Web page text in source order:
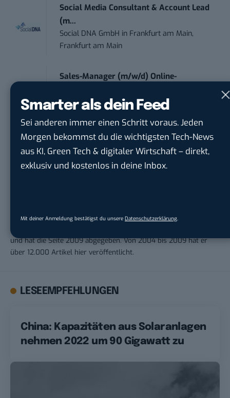
Smarter als dein Feed
Sei anderen immer einen Schritt voraus. Jeden
Morgen bekommst du die wichtigsten Tech-News
aus KI, Green Tech & digitaler Wirtschaft – direkt,
exklusiv und kostenlos in deine Inbox.
Mit deiner Anmeldung bestätigst du unsere Datenschutzerklärung.
Social Media Consultant & Account Lead
(m...
Social DNA GmbH in Frankfurt am Main,
Frankfurt am Main
Sales-Manager (m/w/d) Online-
.wtv Württemberger Medien GmbH & ...
und hat die Seite 2009 abgegeben. Von 2004 bis 2009 hat er
über 12.000 Artikel hier veröffentlicht.
LESEEMPFEHLUNGEN
China: Kapazitäten aus Solaranlagen
nehmen 2022 um 90 Gigawatt zu